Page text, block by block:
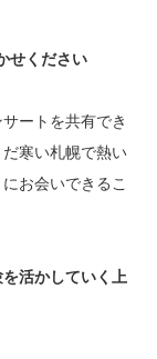
せください
ートを共有でき
寒い札幌で熱い
お会いできるこ
活かしていく上